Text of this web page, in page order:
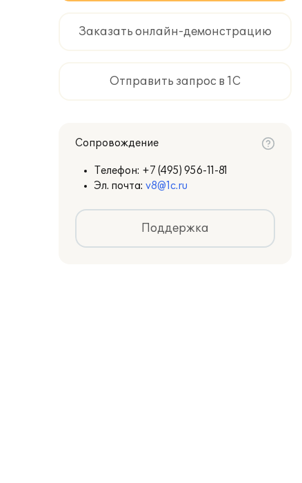
Заказать онлайн-демонстрацию
Отправить запрос в 1С
Сопровождение
Телефон: +7 (495) 956-11-81
Эл. почта: v8@1c.ru
Поддержка